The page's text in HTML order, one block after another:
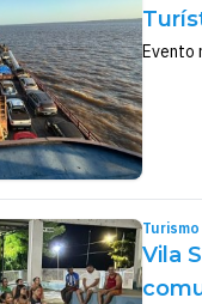
Evento
Turismo
Vila